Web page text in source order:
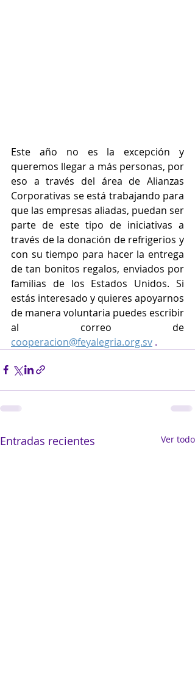
Este año no es la excepción y
queremos llegar a más personas, por
eso a través del área de Alianzas
Corporativas se está trabajando para
que las empresas aliadas, puedan ser
parte de este tipo de iniciativas a
través de la donación de refrigerios y
con su tiempo para hacer la entrega
de tan bonitos regalos, enviados por
familias de los Estados Unidos. Si
estás interesado y quieres apoyarnos
de manera voluntaria puedes escribir
al correo de
cooperacion@feyalegria.org.sv .
Entradas recientes Ver todo